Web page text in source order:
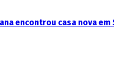
encontrou casa nova em